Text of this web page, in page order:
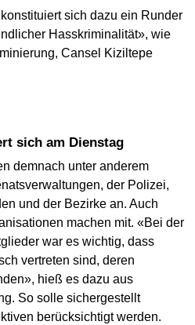
sich dazu ein Runder
Hasskriminalität», wie
Cansel Kiziltepe
sich am Dienstag
demnach unter anderem
der Polizei,
und der Bezirke an. Auch
machen mit. «Bei der
war es wichtig, dass
vertreten sind, deren
hieß es dazu aus
So solle sichergestellt
berücksichtigt werden.